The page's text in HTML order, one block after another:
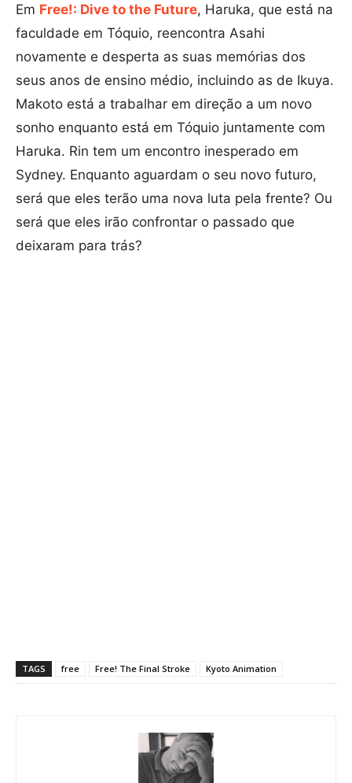
Em Free!: Dive to the Future, Haruka, que está na
faculdade em Tóquio, reencontra Asahi
novamente e desperta as suas memórias dos
seus anos de ensino médio, incluindo as de Ikuya.
Makoto está a trabalhar em direção a um novo
sonho enquanto está em Tóquio juntamente com
Haruka. Rin tem um encontro inesperado em
Sydney. Enquanto aguardam o seu novo futuro,
será que eles terão uma nova luta pela frente? Ou
será que eles irão confrontar o passado que
deixaram para trás?
TAGS free Free! The Final Stroke Kyoto Animation